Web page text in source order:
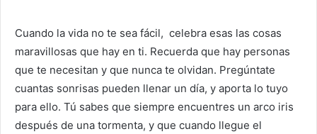
Cuando la vida no te sea fácil, celebra esas las cosas
maravillosas que hay en ti. Recuerda que hay personas
que te necesitan y que nunca te olvidan. Pregúntate
cuantas sonrisas pueden llenar un día, y aporta lo tuyo
para ello. Tú sabes que siempre encuentres un arco iris
después de una tormenta, y que cuando llegue el